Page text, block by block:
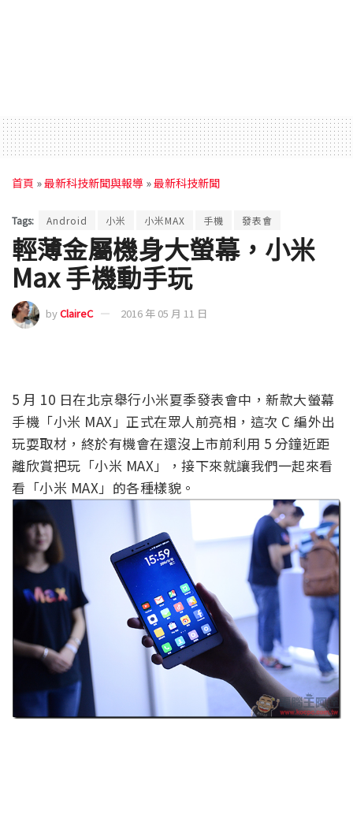
首頁 »最新科技新聞與報導 »最新科技新聞
Tags: Android 小米 小米MAX 手機 發表會
輕薄金屬機身大螢幕，小米
Max 手機動手玩
byClaireC 2016 年 05 月 11 日
5 月 10 日在北京舉行小米夏季發表會中，新款大螢幕
手機「小米 MAX」正式在眾人前亮相，這次 C 編外出
玩耍取材，終於有機會在還沒上市前利用 5 分鐘近距
離欣賞把玩「小米 MAX」，接下來就讓我們一起來看
看「小米 MAX」的各種樣貌。